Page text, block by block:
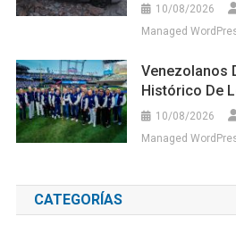
10/08/2026
Managed
Venezolanos
Histórico De
10/08/2026
Managed
CATEGORÍAS